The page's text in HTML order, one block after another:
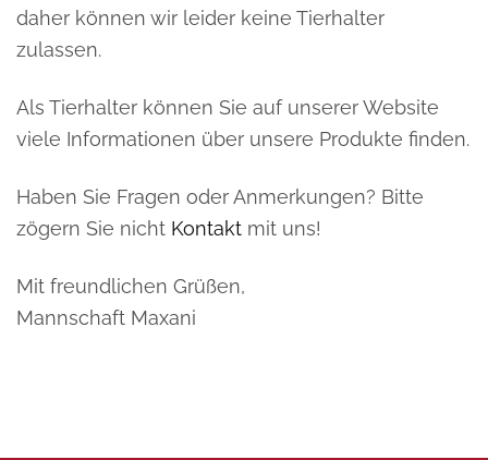
daher können wir leider keine Tierhalter
zulassen.
Als Tierhalter können Sie auf unserer Website
viele Informationen über unsere Produkte finden.
Haben Sie Fragen oder Anmerkungen? Bitte
zögern Sie nicht Kontakt mit uns!
Mit freundlichen Grüßen,
Mannschaft Maxani